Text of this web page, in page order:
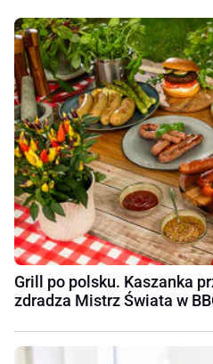
Grill po polsku. Kaszanka
zdradza Mistrz Świata w